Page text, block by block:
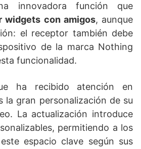
innovadora función que
widgets con amigos, aunque
el receptor también debe
de la marca Nothing
funcionalidad.
ha recibido atención en
la gran personalización de su
La actualización introduce
permitiendo a los
espacio clave según sus